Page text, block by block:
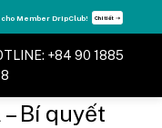
cho Member DripClub! Chi tiết ➝
+84 90 1885
Bí quyết